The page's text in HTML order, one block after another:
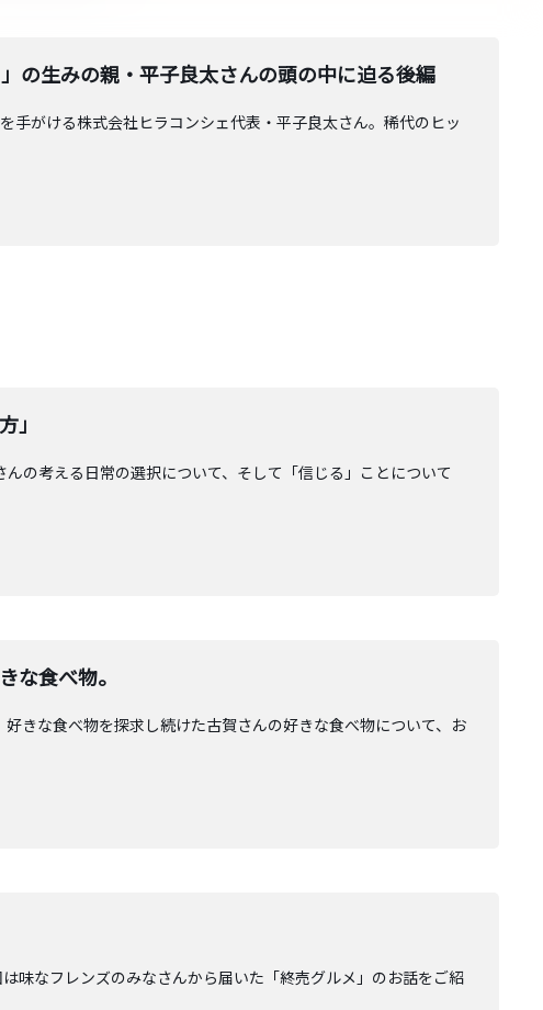
の生みの親・平子良太さんの頭の中に迫る後編
がける株式会社ヒラコンシェ代表・平子良太さん。稀代のヒッ
」
の考える日常の選択について、そして「信じる」ことについて
な食べ物。
きな食べ物を探求し続けた古賀さんの好きな食べ物について、お
味なフレンズのみなさんから届いた「終売グルメ」のお話をご紹